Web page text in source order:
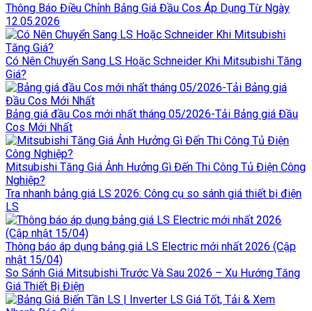
Thông Báo Điều Chỉnh Bảng Giá Đầu Cos Áp Dụng Từ Ngày
12.05.2026
Có Nên Chuyển Sang LS Hoặc Schneider Khi Mitsubishi Tăng
Giá?
Bảng giá đầu Cos mới nhất tháng 05/2026-Tải Bảng giá Đầu
Cos Mới Nhất
Mitsubishi Tăng Giá Ảnh Hưởng Gì Đến Thi Công Tủ Điện Công
Nghiệp?
Tra nhanh bảng giá LS 2026: Công cụ so sánh giá thiết bị điện
LS
Thông báo áp dụng bảng giá LS Electric mới nhất 2026 (Cập
nhật 15/04)
So Sánh Giá Mitsubishi Trước Và Sau 2026 – Xu Hướng Tăng
Giá Thiết Bị Điện